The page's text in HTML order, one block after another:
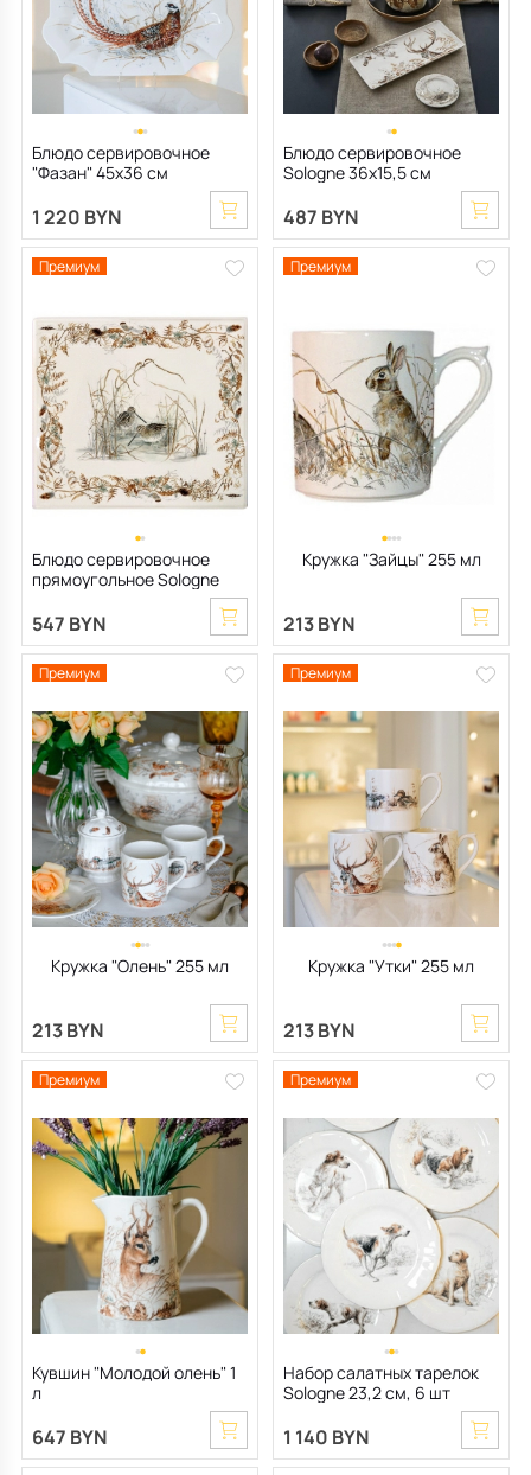
Блюдо сервировочное
"Фазан" 45х36 см
1 220 BYN
Блюдо сервировочное
Sologne 36х15,5 см
487 BYN
Премиум
Блюдо сервировочное
прямоугольное Sologne
547 BYN
Премиум
Кружка "Зайцы" 255 мл
213 BYN
Премиум
Кружка "Олень" 255 мл
213 BYN
Премиум
Кружка "Утки" 255 мл
213 BYN
Премиум
Кувшин "Молодой олень" 1
л
647 BYN
Премиум
Набор салатных тарелок
Sologne 23,2 см, 6 шт
1 140 BYN